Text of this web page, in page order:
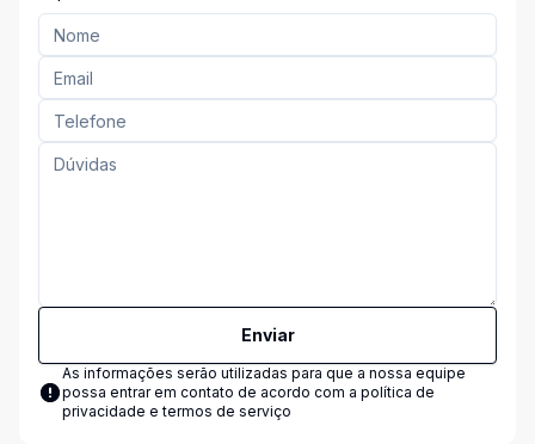
Enviar
As informações serão utilizadas para que a nossa equipe
possa entrar em contato de acordo com a política de
privacidade e termos de serviço